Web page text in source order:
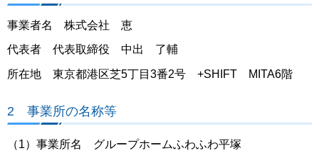
事業者名 株式会社 恵
代表者 代表取締役 中出 了輔
所在地 東京都港区芝5丁目3番2号 +SHIFT MITA6階
2 事業所の名称等
（1）事業所名 グループホームふわふわ平塚